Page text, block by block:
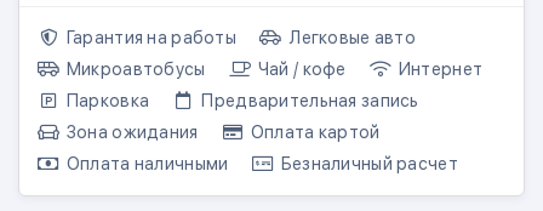
Гарантия на работы
Легковые авто
Микроавтобусы
Чай / кофе
Интернет
Парковка
Предварительная запись
Зона ожидания
Оплата картой
Оплата наличными
Безналичный расчет